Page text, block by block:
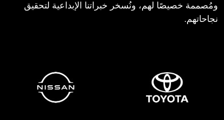
ومُصممة خصيصًا لهم، ونُسخر خبراتنا الإبداعية لتحقيق
نجاحاتهم.